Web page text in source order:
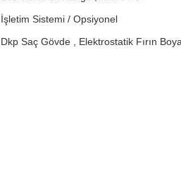
İşletim Sistemi / Opsiyonel
Dkp Saç Gövde , Elektrostatik Fırın